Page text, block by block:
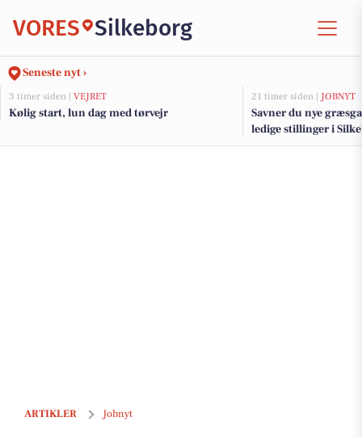
VORES Silkeborg
Seneste nyt ›
3 timer siden | VEJRET
Kølig start, lun dag med tørvejr
21 timer siden | JOBNYT
Savner du nye
ledige stillinger i
ARTIKLER Jobnyt
Bliv måttechauffør hos Ready2Clean og få en fleksibel arbejdsdag i